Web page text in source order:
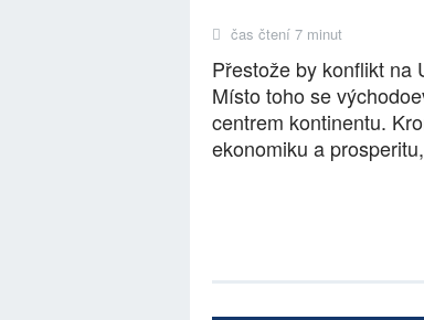
čas čtení 7 minut
Přestože by konflikt na
Místo toho se
centrem kontinentu.
ekonomiku a prosperitu,